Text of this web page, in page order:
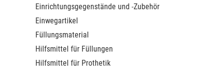
Einrichtungsgegenstände und -Zubehör
Einwegartikel
Füllungsmaterial
Hilfsmittel für Füllungen
Hilfsmittel für Prothetik